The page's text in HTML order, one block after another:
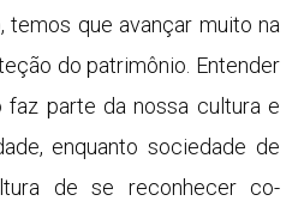
temos que avançar muito na
do patrimônio. Entender
faz parte da nossa cultura e
enquanto sociedade de
de se reconhecer co-